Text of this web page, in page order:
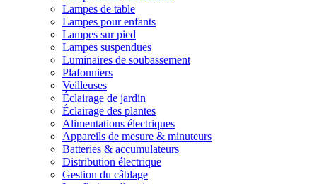
Lampes de table
Lampes pour enfants
Lampes sur pied
Lampes suspendues
Luminaires de soubassement
Plafonniers
Veilleuses
Éclairage de jardin
Éclairage des plantes
Alimentations électriques
Appareils de mesure & minuteurs
Batteries & accumulateurs
Distribution électrique
Gestion du câblage